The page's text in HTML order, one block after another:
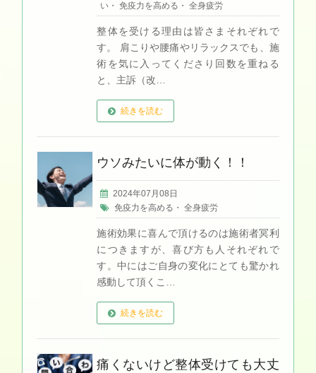
い ・免疫力を高める ・全身疲労
整体を受ける理由は皆さまそれぞれで
す。 肩こりや腰痛やリラックスでも、施
術を気に入ってくださり回数を重ねる
と、主訴（改…
続きを読む
ウソみたいに体が動く！！
2024年07月08日
免疫力を高める ・全身疲労
施術効果に喜んで頂けるのは施術者冥利
につきますが、喜び方も人それぞれで
す。中にはご自身の変化にとても驚かれ
感動して頂くこ…
続きを読む
痛くないけど整体受けても大丈